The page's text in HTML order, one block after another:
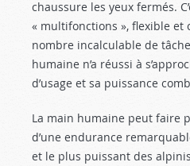
chaussure les yeux fermés.
« multifonctions », flexible et
nombre incalculable de
humaine n’a réussi à
d’usage et sa puissance
La main humaine peut faire
d’une endurance
et le plus puissant des